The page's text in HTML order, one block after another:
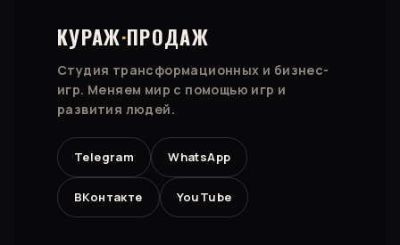
КУРАЖ·ПРОДАЖ
Студия трансформационных и бизнес-
игр. Меняем мир с помощью игр и
развития людей.
Telegram WhatsApp
ВКонтакте YouTube